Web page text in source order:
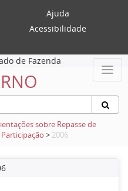
Ajuda
Acessibilidade
de Fazenda
sobre Repasse de
Participação > 2006